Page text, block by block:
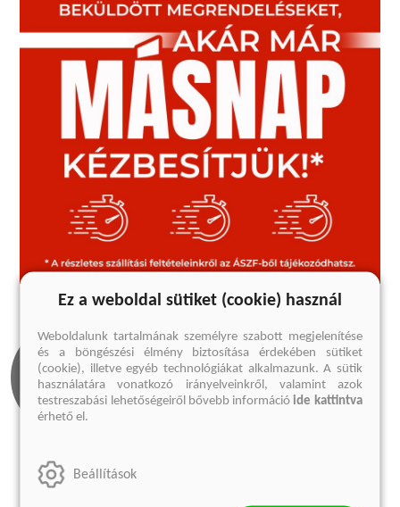
Olvass bele
Kapcsolódó
Ez a weboldal sütiket (cookie) használ
Weboldalunk tartalmának személyre szabott megjelenítése
és a böngészési élmény biztosítása érdekében sütiket
(cookie), illetve egyéb technológiákat alkalmazunk. A sütik
használatára vonatkozó irányelveinkről, valamint azok
testreszabási lehetőségeiről bővebb információide kattintva
érhető el.
Beállítások